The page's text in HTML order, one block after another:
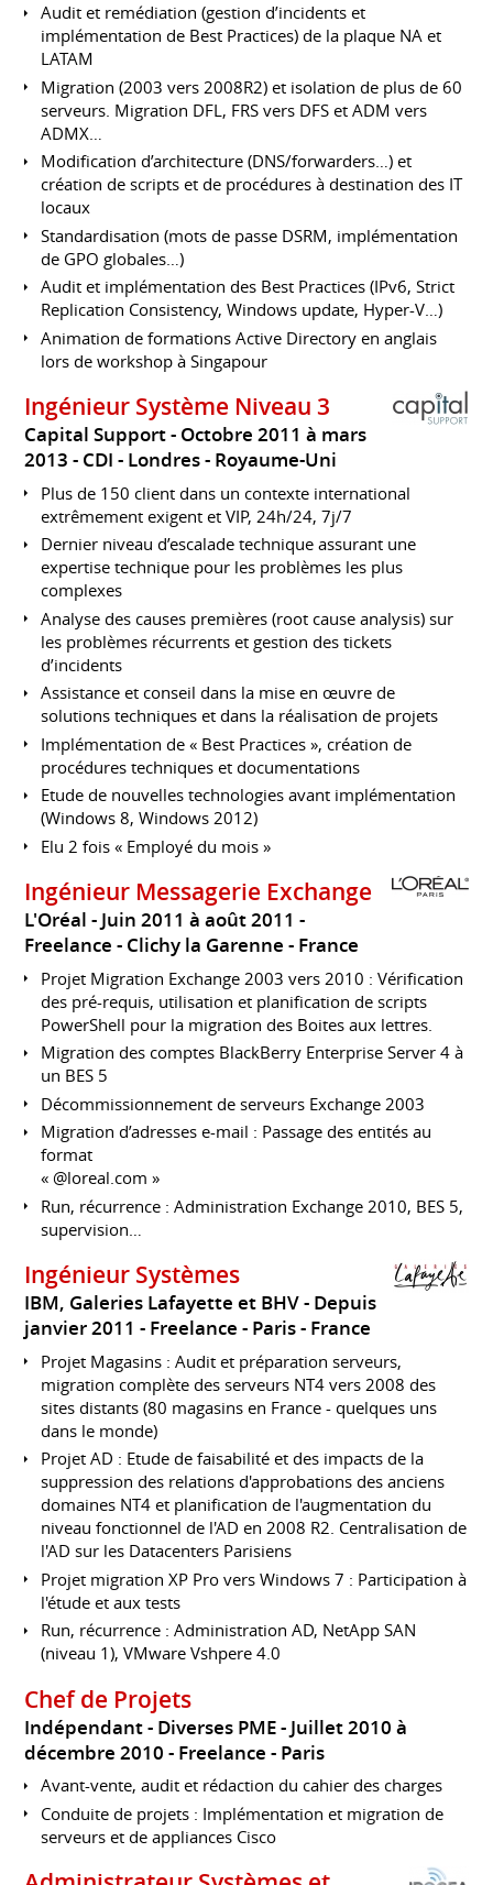
Audit et remédiation (gestion d’incidents et
implémentation de Best Practices) de la plaque NA et
LATAM
Migration (2003 vers 2008R2) et isolation de plus de 60
serveurs. Migration DFL, FRS vers DFS et ADM vers
ADMX…
Modification d’architecture (DNS/forwarders…) et
création de scripts et de procédures à destination des IT
locaux
Standardisation (mots de passe DSRM, implémentation
de GPO globales…)
Audit et implémentation des Best Practices (IPv6, Strict
Replication Consistency, Windows update, Hyper-V…)
Animation de formations Active Directory en anglais
lors de workshop à Singapour
Ingénieur Système Niveau 3
Capital Support
Octobre 2011 à mars
2013 CDI Londres Royaume-Uni
Plus de 150 client dans un contexte international
extrêmement exigent et VIP, 24h/24, 7j/7
Dernier niveau d’escalade technique assurant une
expertise technique pour les problèmes les plus
complexes
Analyse des causes premières (root cause analysis) sur
les problèmes récurrents et gestion des tickets
d’incidents
Assistance et conseil dans la mise en œuvre de
solutions techniques et dans la réalisation de projets
Implémentation de « Best Practices », création de
procédures techniques et documentations
Etude de nouvelles technologies avant implémentation
(Windows 8, Windows 2012)
Elu 2 fois « Employé du mois »
Ingénieur Messagerie Exchange
L'Oréal
Juin 2011 à août 2011
Freelance
Clichy la Garenne France
Projet Migration Exchange 2003 vers 2010 : Vérification
des pré-requis, utilisation et planification de scripts
PowerShell pour la migration des Boites aux lettres.
Migration des comptes BlackBerry Enterprise Server 4 à
un BES 5
Décommissionnement de serveurs Exchange 2003
Migration d’adresses e-mail : Passage des entités au
format
« @loreal.com »
Run, récurrence : Administration Exchange 2010, BES 5,
supervision…
Ingénieur Systèmes
IBM, Galeries Lafayette et BHV
Depuis
janvier 2011 Freelance Paris France
Projet Magasins : Audit et préparation serveurs,
migration complète des serveurs NT4 vers 2008 des
sites distants (80 magasins en France - quelques uns
dans le monde)
Projet AD : Etude de faisabilité et des impacts de la
suppression des relations d'approbations des anciens
domaines NT4 et planification de l'augmentation du
niveau fonctionnel de l'AD en 2008 R2. Centralisation de
l'AD sur les Datacenters Parisiens
Projet migration XP Pro vers Windows 7 : Participation à
l'étude et aux tests
Run, récurrence : Administration AD, NetApp SAN
(niveau 1), VMware Vshpere 4.0
Chef de Projets
Indépendant - Diverses PME
Juillet 2010 à
décembre 2010 Freelance Paris
Avant-vente, audit et rédaction du cahier des charges
Conduite de projets : Implémentation et migration de
serveurs et de appliances Cisco